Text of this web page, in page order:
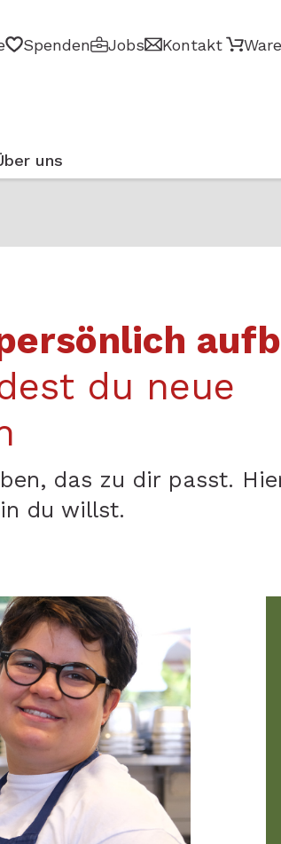
Spenden Jobs Kontakt
uns
du neue
das zu dir passt.
du willst.